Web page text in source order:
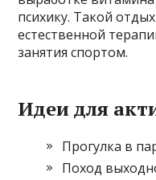
психику. Такой
естественной
занятия спортом.
Идеи для
Прогулка в
Поход